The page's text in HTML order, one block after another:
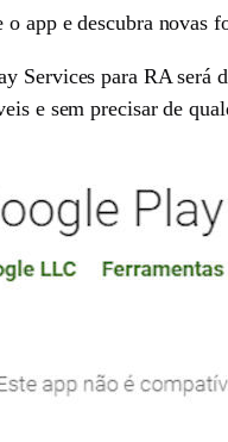
app e descubra novas
Services para RA
e sem precisar de